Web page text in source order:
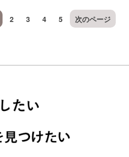
2 3 4 5 次のページ